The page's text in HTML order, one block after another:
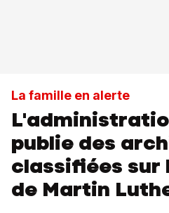
La famille en alerte
publie des
classifiées sur
de Martin